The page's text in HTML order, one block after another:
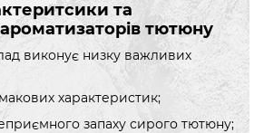
та
тютюну
виконує низку важливих
характеристик;
запаху сирого тютюну;